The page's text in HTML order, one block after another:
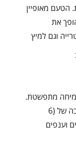
הטעם מאופיין
את
וגם למיץ
צמיחה מתפשטת.
הם יכולים להגיע לעתים קרובות יותר מגובה של (6
וענפים